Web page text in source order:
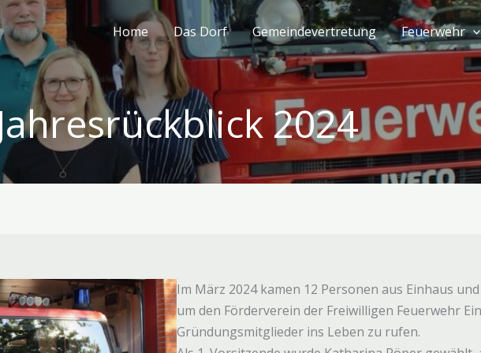
Home Das Dorf Gemeindevertretung Feuerwehr
Jahresrückblick 2024
Im März 2024 kamen 12 Personen aus Einhaus
um den Förderverein der Freiwilligen Feuerwehr
Gründungsmitglieder ins Leben zu rufen.